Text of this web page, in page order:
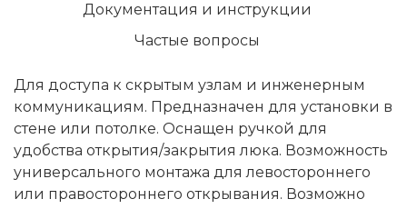
Документация и инструкции
Частые вопросы
Для доступа к скрытым узлам и инженерным
коммуникациям. Предназначен для установки в
стене или потолке. Оснащен ручкой для
удобства открытия/закрытия люка. Возможность
универсального монтажа для левостороннего
или правостороннего открывания. Возможно